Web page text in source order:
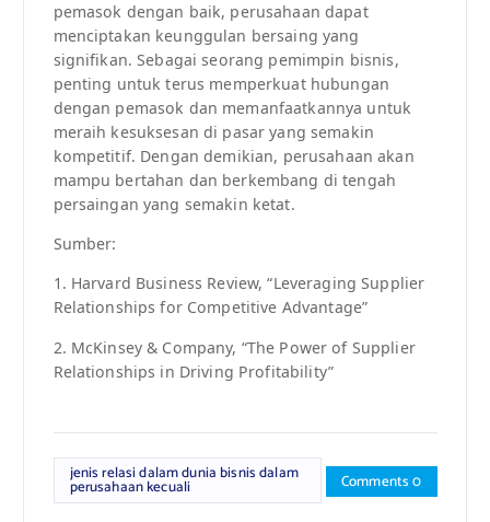
pemasok dengan baik, perusahaan dapat
menciptakan keunggulan bersaing yang
signifikan. Sebagai seorang pemimpin bisnis,
penting untuk terus memperkuat hubungan
dengan pemasok dan memanfaatkannya untuk
meraih kesuksesan di pasar yang semakin
kompetitif. Dengan demikian, perusahaan akan
mampu bertahan dan berkembang di tengah
persaingan yang semakin ketat.
Sumber:
1. Harvard Business Review, “Leveraging Supplier
Relationships for Competitive Advantage”
2. McKinsey & Company, “The Power of Supplier
Relationships in Driving Profitability”
jenis relasi dalam dunia bisnis dalam
perusahaan kecuali Comments 0